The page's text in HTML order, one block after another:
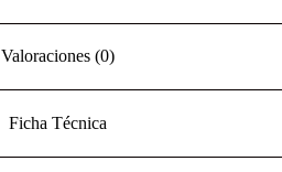
Valoraciones (0)
Ficha Técnica